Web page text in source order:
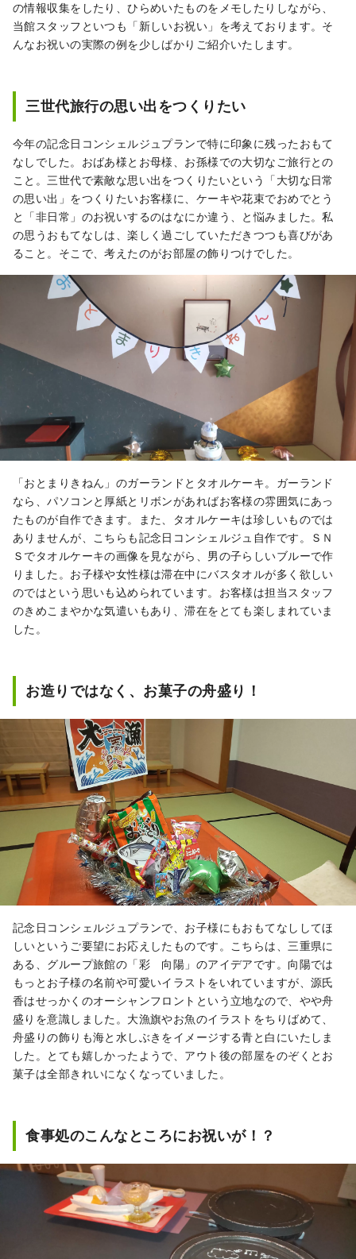
の情報収集をしたり、ひらめいたものをメモしたりしながら、
当館スタッフといつも「新しいお祝い」を考えております。そ
んなお祝いの実際の例を少しばかりご紹介いたします。
三世代旅行の思い出をつくりたい
今年の記念日コンシェルジュプランで特に印象に残ったおもて
なしでした。おばあ様とお母様、お孫様での大切なご旅行との
こと。三世代で素敵な思い出をつくりたいという「大切な日常
の思い出」をつくりたいお客様に、ケーキや花束でおめでとう
と「非日常」のお祝いするのはなにか違う、と悩みました。私
の思うおもてなしは、楽しく過ごしていただきつつも喜びがあ
ること。そこで、考えたのがお部屋の飾りつけでした。
「おとまりきねん」のガーランドとタオルケーキ。ガーランド
なら、パソコンと厚紙とリボンがあればお客様の雰囲気にあっ
たものが自作できます。また、タオルケーキは珍しいものでは
ありませんが、こちらも記念日コンシェルジュ自作です。ＳＮ
Ｓでタオルケーキの画像を見ながら、男の子らしいブルーで作
りました。お子様や女性様は滞在中にバスタオルが多く欲しい
のではという思いも込められています。お客様は担当スタッフ
のきめこまやかな気遣いもあり、滞在をとても楽しまれていま
した。
お造りではなく、お菓子の舟盛り！
記念日コンシェルジュプランで、お子様にもおもてなししてほ
しいというご要望にお応えしたものです。こちらは、三重県に
ある、グループ旅館の「彩 向陽」のアイデアです。向陽では
もっとお子様の名前や可愛いイラストをいれていますが、源氏
香はせっかくのオーシャンフロントという立地なので、やや舟
盛りを意識しました。大漁旗やお魚のイラストをちりばめて、
舟盛りの飾りも海と水しぶきをイメージする青と白にいたしま
した。とても嬉しかったようで、アウト後の部屋をのぞくとお
菓子は全部きれいになくなっていました。
食事処のこんなところにお祝いが！？